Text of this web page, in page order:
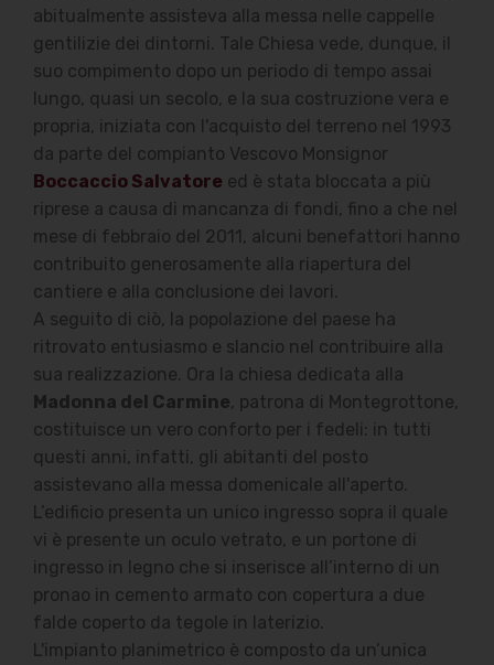
abitualmente assisteva alla messa nelle cappelle
gentilizie dei dintorni. Tale Chiesa vede, dunque, il
suo compimento dopo un periodo di tempo assai
lungo, quasi un secolo, e la sua costruzione vera e
propria, iniziata con l'acquisto del terreno nel 1993
da parte del compianto Vescovo Monsignor
Boccaccio Salvatore ed è stata bloccata a più
riprese a causa di mancanza di fondi, fino a che nel
mese di febbraio del 2011, alcuni benefattori hanno
contribuito generosamente alla riapertura del
cantiere e alla conclusione dei lavori.
A seguito di ciò, la popolazione del paese ha
ritrovato entusiasmo e slancio nel contribuire alla
sua realizzazione. Ora la chiesa dedicata alla
Madonna del Carmine, patrona di Montegrottone,
costituisce un vero conforto per i fedeli: in tutti
questi anni, infatti, gli abitanti del posto
assistevano alla messa domenicale all'aperto.
L’edificio presenta un unico ingresso sopra il quale
vi è presente un oculo vetrato, e un portone di
ingresso in legno che si inserisce all’interno di un
pronao in cemento armato con copertura a due
falde coperto da tegole in laterizio.
L'impianto planimetrico è composto da un’unica